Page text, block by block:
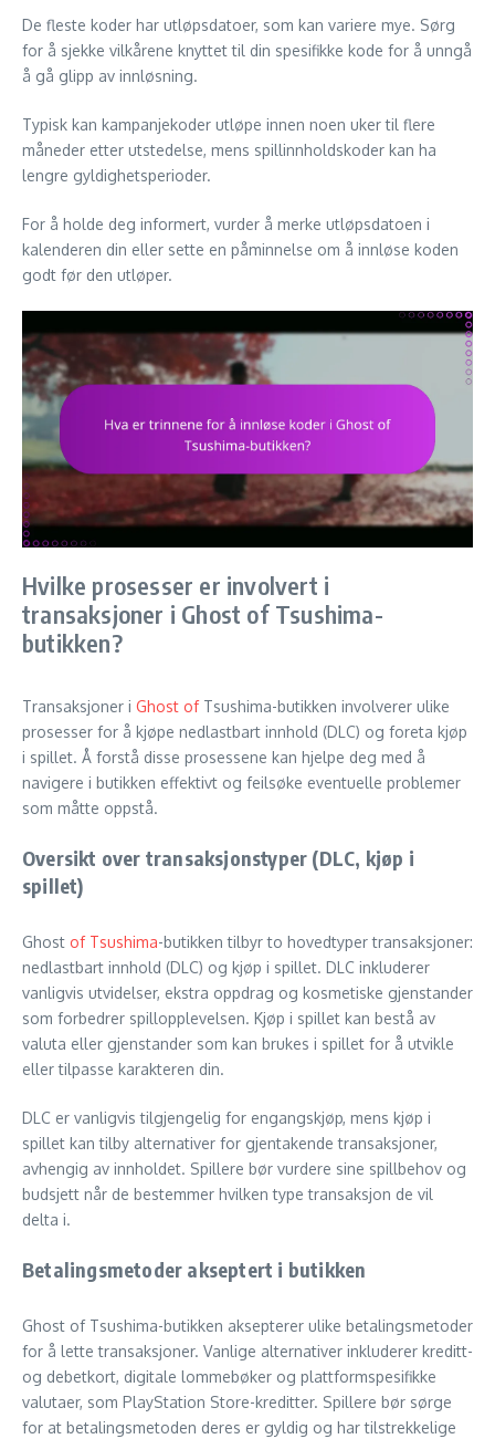
De fleste koder har utløpsdatoer, som kan variere mye. Sørg
for å sjekke vilkårene knyttet til din spesifikke kode for å unngå
å gå glipp av innløsning.
Typisk kan kampanjekoder utløpe innen noen uker til flere
måneder etter utstedelse, mens spillinnholdskoder kan ha
lengre gyldighetsperioder.
For å holde deg informert, vurder å merke utløpsdatoen i
kalenderen din eller sette en påminnelse om å innløse koden
godt før den utløper.
Hvilke prosesser er involvert i
transaksjoner i Ghost of Tsushima-
butikken?
Transaksjoner i Ghost ofTsushima-butikken involverer ulike
prosesser for å kjøpe nedlastbart innhold (DLC) og foreta kjøp
i spillet. Å forstå disse prosessene kan hjelpe deg med å
navigere i butikken effektivt og feilsøke eventuelle problemer
som måtte oppstå.
Oversikt over transaksjonstyper (DLC, kjøp i
spillet)
Ghost of Tsushima-butikken tilbyr to hovedtyper transaksjoner:
nedlastbart innhold (DLC) og kjøp i spillet. DLC inkluderer
vanligvis utvidelser, ekstra oppdrag og kosmetiske gjenstander
som forbedrer spillopplevelsen. Kjøp i spillet kan bestå av
valuta eller gjenstander som kan brukes i spillet for å utvikle
eller tilpasse karakteren din.
DLC er vanligvis tilgjengelig for engangskjøp, mens kjøp i
spillet kan tilby alternativer for gjentakende transaksjoner,
avhengig av innholdet. Spillere bør vurdere sine spillbehov og
budsjett når de bestemmer hvilken type transaksjon de vil
delta i.
Betalingsmetoder akseptert i butikken
Ghost of Tsushima-butikken aksepterer ulike betalingsmetoder
for å lette transaksjoner. Vanlige alternativer inkluderer kreditt-
og debetkort, digitale lommebøker og plattformspesifikke
valutaer, som PlayStation Store-kreditter. Spillere bør sørge
for at betalingsmetoden deres er gyldig og har tilstrekkelige